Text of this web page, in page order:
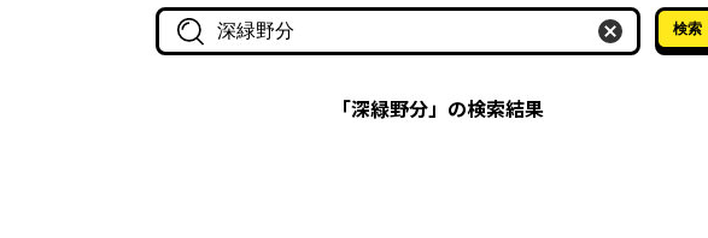
作品名・作家名で探す
検索
「深緑野分」の検索結果